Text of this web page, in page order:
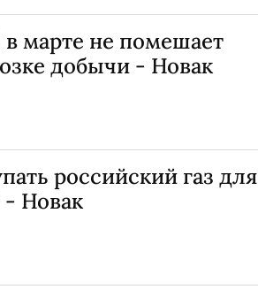
марте не помешает
добычи - Новак
российский газ для
- Новак